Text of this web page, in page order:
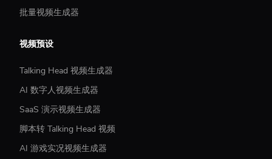
批量视频生成器
视频预设
Talking Head 视频生成器
AI 数字人视频生成器
SaaS 演示视频生成器
脚本转 Talking Head 视频
AI 游戏实况视频生成器